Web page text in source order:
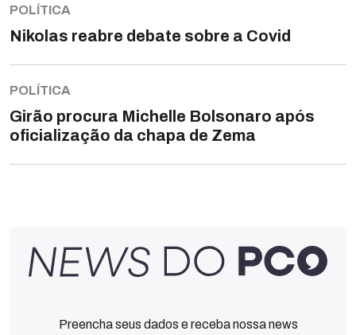
POLÍTICA
Nikolas reabre debate sobre a Covid
POLÍTICA
Girão procura Michelle Bolsonaro após
oficialização da chapa de Zema
Preencha seus dados e receba nossa news